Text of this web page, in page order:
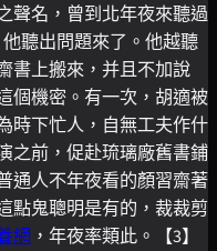
聲名，曾到北年夜來聽過
聽出問題來了。他越聽
書上搬來，并且不加說
個機密。有一次，胡適被
時下忙人，自無工夫作什
之前，促赴琉璃廠舊書鋪
通人不年夜看的顏習齋著
點鬼聰明是有的，裁裁剪
網 ，年夜率類此。【3】